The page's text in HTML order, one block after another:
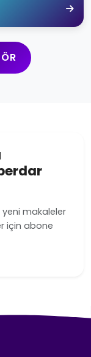
makaleler
için abone